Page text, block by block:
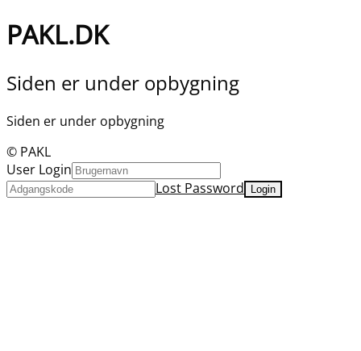
PAKL.DK
Siden er under opbygning
Siden er under opbygning
© PAKL
User Login
Lost Password